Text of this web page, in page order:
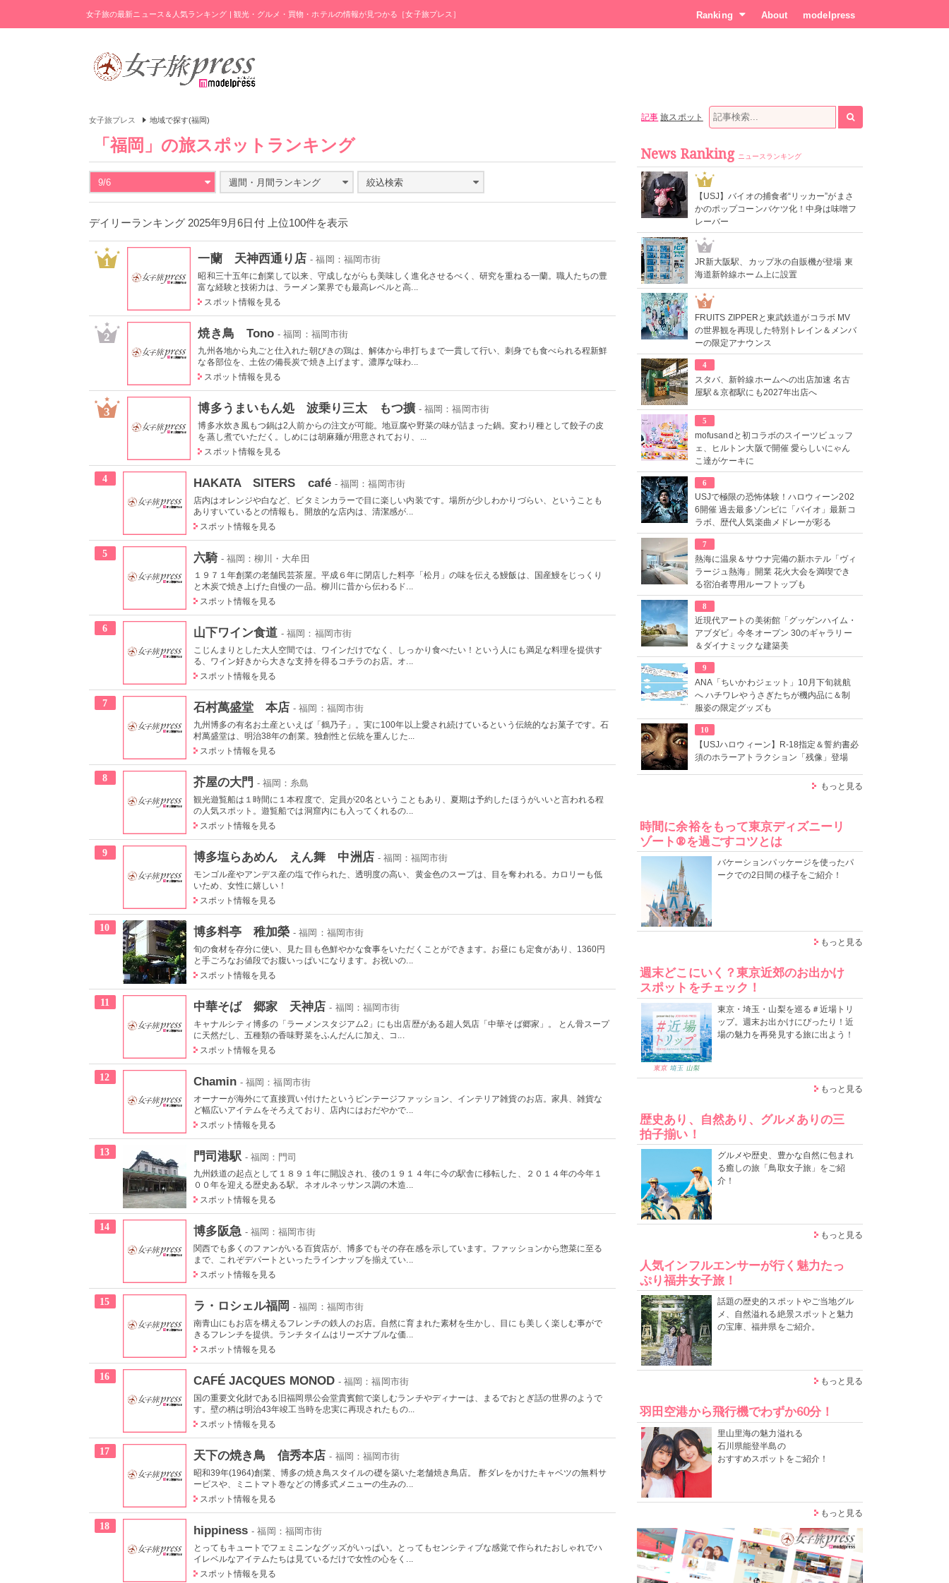
女子旅の最新ニュース＆人気ランキング | 観光・グルメ・買物・ホテルの情報が見つかる［女子旅プレス］ Ranking About modelpress
女子旅プレス 地域で探す(福岡)
「福岡」の旅スポットランキング
9/6 週間・月間ランキング 絞込検索
デイリーランキング 2025年9月6日付 上位100件を表示
1 一蘭 天神西通り店 - 福岡：福岡市街
昭和三十五年に創業して以来、守成しながらも美味しく進化させるべく、研究を重ねる一蘭。職人たちの豊
富な経験と技術力は、ラーメン業界でも最高レベルと高...
スポット情報を見る
2 焼き鳥 Tono - 福岡：福岡市街
九州各地から丸ごと仕入れた朝びきの鶏は、解体から串打ちまで一貫して行い、刺身でも食べられる程新鮮
な各部位を、土佐の備長炭で焼き上げます。濃厚な味わ...
スポット情報を見る
3 博多うまいもん処 波乗り三太 もつ擴 - 福岡：福岡市街
博多水炊き風もつ鍋は2人前からの注文が可能。地豆腐や野菜の味が詰まった鍋。変わり種として餃子の皮
を蒸し煮でいただく。しめには胡麻麺が用意されており、...
スポット情報を見る
4 HAKATA SITERS café - 福岡：福岡市街
店内はオレンジや白など、ビタミンカラーで目に楽しい内装です。場所が少しわかりづらい、ということも
ありすいているとの情報も。開放的な店内は、清潔感が...
スポット情報を見る
5 六騎 - 福岡：柳川・大牟田
１９７１年創業の老舗民芸茶屋。平成６年に閉店した料亭「松月」の味を伝える鰻飯は、国産鰻をじっくり
と木炭で焼き上げた自慢の一品。柳川に昔から伝わるド...
スポット情報を見る
6 山下ワイン食道 - 福岡：福岡市街
こじんまりとした大人空間では、ワインだけでなく、しっかり食べたい！という人にも満足な料理を提供す
る、ワイン好きから大きな支持を得るコチラのお店。オ...
スポット情報を見る
7 石村萬盛堂 本店 - 福岡：福岡市街
九州博多の有名お土産といえば「鶴乃子」。実に100年以上愛され続けているという伝統的なお菓子です。石
村萬盛堂は、明治38年の創業。独創性と伝統を重んじた...
スポット情報を見る
8 芥屋の大門 - 福岡：糸島
観光遊覧船は１時間に１本程度で、定員が20名ということもあり、夏期は予約したほうがいいと言われる程
の人気スポット。遊覧船では洞窟内にも入ってくれるの...
スポット情報を見る
9 博多塩らあめん えん舞 中洲店 - 福岡：福岡市街
モンゴル産やアンデス産の塩で作られた、透明度の高い、黄金色のスープは、目を奪われる。カロリーも低
いため、女性に嬉しい！
スポット情報を見る
10 博多料亭 稚加榮 - 福岡：福岡市街
旬の食材を存分に使い、見た目も色鮮やかな食事をいただくことができます。お昼にも定食があり、1360円
と手ごろなお値段でお腹いっぱいになります。お祝いの...
スポット情報を見る
11 中華そば 郷家 天神店 - 福岡：福岡市街
キャナルシティ博多の「ラーメンスタジアム2」にも出店歴がある超人気店「中華そば郷家」。 とん骨スープ
に天然だし、五種類の香味野菜をふんだんに加え、コ...
スポット情報を見る
12 Chamin - 福岡：福岡市街
オーナーが海外にて直接買い付けたというビンテージファッション、インテリア雑貨のお店。家具、雑貨な
ど幅広いアイテムをそろえており、店内にはおだやかで...
スポット情報を見る
13 門司港駅 - 福岡：門司
九州鉄道の起点として１８９１年に開設され、後の１９１４年に今の駅舎に移転した、２０１４年の今年１
００年を迎える歴史ある駅。ネオルネッサンス調の木造...
スポット情報を見る
14 博多阪急 - 福岡：福岡市街
関西でも多くのファンがいる百貨店が、博多でもその存在感を示しています。ファッションから惣菜に至る
まで、これぞデパートといったラインナップを揃えてい...
スポット情報を見る
15 ラ・ロシェル福岡 - 福岡：福岡市街
南青山にもお店を構えるフレンチの鉄人のお店。自然に育まれた素材を生かし、目にも美しく楽しむ事がで
きるフレンチを提供。ランチタイムはリーズナブルな価...
スポット情報を見る
16 CAFÉ JACQUES MONOD - 福岡：福岡市街
国の重要文化財である旧福岡県公会堂貴賓館で楽しむランチやディナーは、まるでおとぎ話の世界のようで
す。壁の柄は明治43年竣工当時を忠実に再現されたもの...
スポット情報を見る
17 天下の焼き鳥 信秀本店 - 福岡：福岡市街
昭和39年(1964)創業、博多の焼き鳥スタイルの礎を築いた老舗焼き鳥店。 酢ダレをかけたキャベツの無料サ
ービスや、ミニトマト巻などの博多式メニューの生みの...
スポット情報を見る
18 hippiness - 福岡：福岡市街
とってもキュートでフェミニンなグッズがいっぱい。とってもセンシティブな感覚で作られたおしゃれでハ
イレベルなアイテムたちは見ているだけで女性の心をく...
スポット情報を見る
記事 旅スポット
News Ranking ニュースランキング
1
【USJ】バイオの捕食者“リッカー”がまさ
かのポップコーンバケツ化！中身は味噌フ
レーバー
2
JR新大阪駅、カップ氷の自販機が登場 東
海道新幹線ホーム上に設置
3
FRUITS ZIPPERと東武鉄道がコラボ MV
の世界観を再現した特別トレイン＆メンバ
ーの限定アナウンス
4
スタバ、新幹線ホームへの出店加速 名古
屋駅＆京都駅にも2027年出店へ
5
mofusandと初コラボのスイーツビュッフ
ェ、ヒルトン大阪で開催 愛らしいにゃん
こ達がケーキに
6
USJで極限の恐怖体験！ハロウィーン202
6開催 過去最多ゾンビに「バイオ」最新コ
ラボ、歴代人気楽曲メドレーが彩る
7
熱海に温泉＆サウナ完備の新ホテル「ヴィ
ラージュ熱海」開業 花火大会を満喫でき
る宿泊者専用ルーフトップも
8
近現代アートの美術館「グッゲンハイム・
アブダビ」今冬オープン 30のギャラリー
＆ダイナミックな建築美
9
ANA「ちいかわジェット」10月下旬就航
へ ハチワレやうさぎたちが機内品に＆制
服姿の限定グッズも
10
【USJハロウィーン】R-18指定＆誓約書必
須のホラーアトラクション「残像」登場
もっと見る
時間に余裕をもって東京ディズニーリ
ゾート®を過ごすコツとは
バケーションパッケージを使ったパ
ークでの2日間の様子をご紹介！
もっと見る
週末どこにいく？東京近郊のお出かけ
スポットをチェック！
東京・埼玉・山梨を巡る＃近場トリ
ップ。週末お出かけにぴったり！近
場の魅力を再発見する旅に出よう！
もっと見る
歴史あり、自然あり、グルメありの三
拍子揃い！
グルメや歴史、豊かな自然に包まれ
る癒しの旅「鳥取女子旅」をご紹
介！
もっと見る
人気インフルエンサーが行く魅力たっ
ぷり福井女子旅！
話題の歴史的スポットやご当地グル
メ、自然溢れる絶景スポットと魅力
の宝庫、福井県をご紹介。
もっと見る
羽田空港から飛行機でわずか60分！
里山里海の魅力溢れる
石川県能登半島の
おすすめスポットをご紹介！
もっと見る